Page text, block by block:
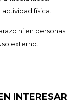
física.
ni en personas
externo.
INTERESAR